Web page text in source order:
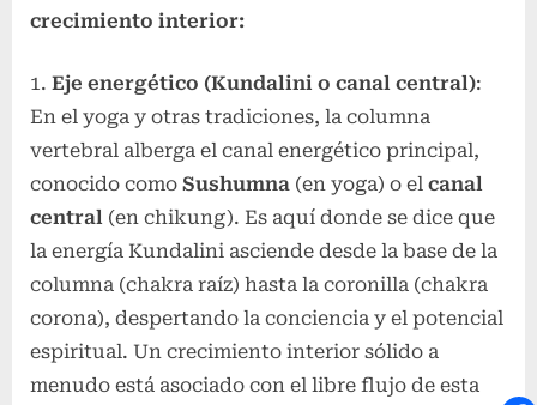
crecimiento interior:
Eje energético (Kundalini o canal central):
En el yoga y otras tradiciones, la columna
vertebral alberga el canal energético principal,
conocido como Sushumna (en yoga) o el canal
central (en chikung). Es aquí donde se dice que
la energía Kundalini asciende desde la base de la
columna (chakra raíz) hasta la coronilla (chakra
corona), despertando la conciencia y el potencial
espiritual. Un crecimiento interior sólido a
menudo está asociado con el libre flujo de esta